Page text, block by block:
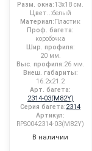
Разм. окна:13x18 см.
Цвет..:белый
Материал: Пластик
Проф. багета:
коробочка
Шир. профиля:
20 мм.
Выс. профиля:26 мм.
Внеш. габариты:
16.2x21.2
Арт. багета:
2314-03(M82Y)
Серия багета:2314
Артикул:
RPS0042314-03(M82Y)
В наличии